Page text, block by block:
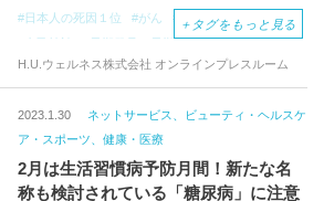
日本人の死因１位
がん
大腸がん啓発月間
自己検診
早期発見・早期治療
国際がん研究機関
腸内細菌 ウェルネス
＋ タグをもっと見る
H.U.ウェルネス株式会社 オンラインプレスルーム
2023.1.30
ネットサービス、ビューティ・ヘルスケ
ア・スポーツ、健康・医療
2月は生活習慣病予防月間！新たな名
称も検討されている「糖尿病」に注意